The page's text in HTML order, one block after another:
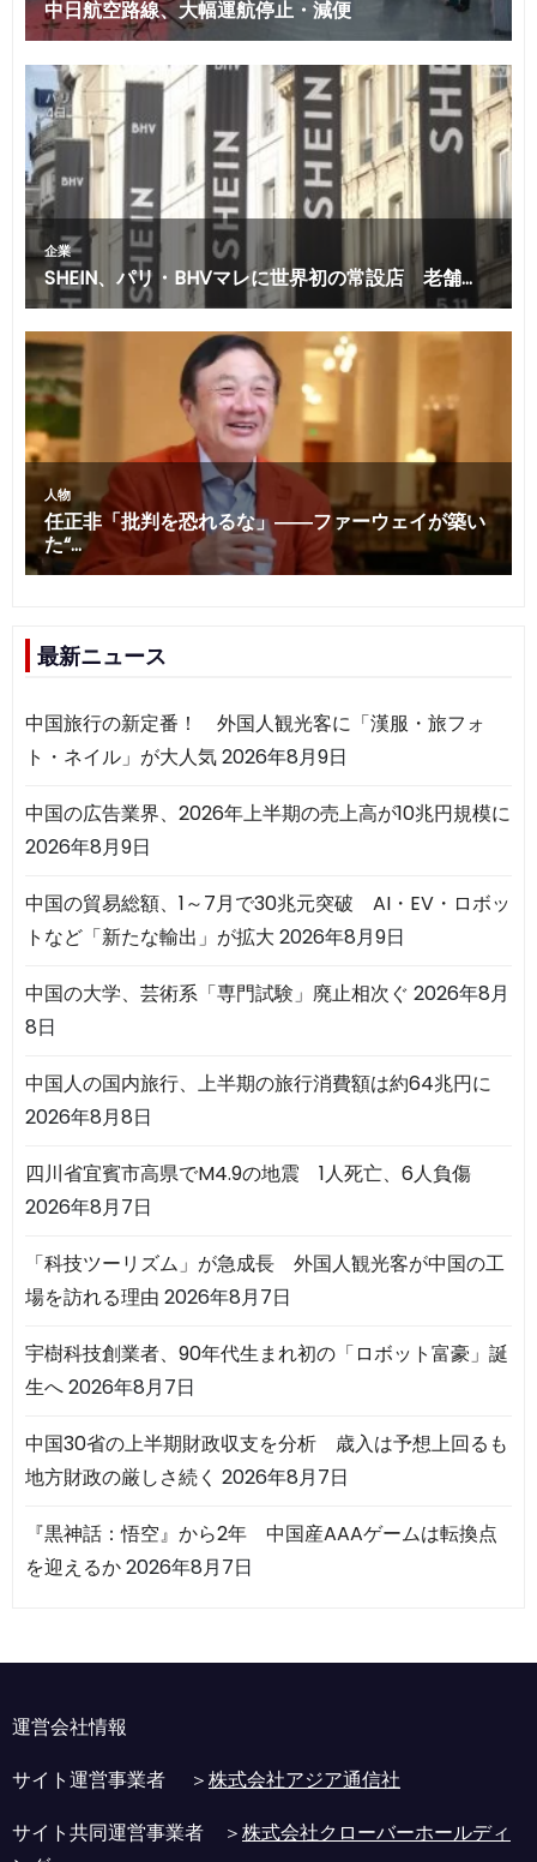
最新ニュース
中国旅行の新定番！ 外国人観光客に「漢服・旅フォ
ト・ネイル」が大人気2026年8月9日
中国の広告業界、2026年上半期の売上高が10兆円規模に
2026年8月9日
中国の貿易総額、1～7月で30兆元突破 AI・EV・ロボッ
トなど「新たな輸出」が拡大 2026年8月9日
中国の大学、芸術系「専門試験」廃止相次ぐ 2026年8月
8日
中国人の国内旅行、上半期の旅行消費額は約64兆円に
2026年8月8日
四川省宜賓市高県でM4.9の地震 1人死亡、6人負傷
2026年8月7日
「科技ツーリズム」が急成長 外国人観光客が中国の工
場を訪れる理由 2026年8月7日
宇樹科技創業者、90年代生まれ初の「ロボット富豪」誕
生へ2026年8月7日
中国30省の上半期財政収支を分析 歳入は予想上回るも
地方財政の厳しさ続く 2026年8月7日
『黒神話：悟空』から2年 中国産AAAゲームは転換点
を迎えるか2026年8月7日
運営会社情報
サイト運営事業者 ＞株式会社アジア通信社
サイト共同運営事業者 ＞株式会社クローバーホールディ